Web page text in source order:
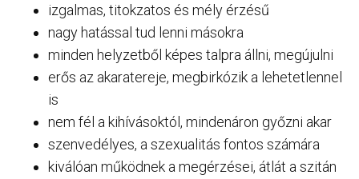
izgalmas, titokzatos és mély érzésű
nagy hatással tud lenni másokra
minden helyzetből képes talpra állni, megújulni
erős az akaratereje, megbirkózik a lehetetlennel
is
nem fél a kihívásoktól, mindenáron győzni akar
szenvedélyes, a szexualitás fontos számára
kiválóan működnek a megérzései, átlát a szitán